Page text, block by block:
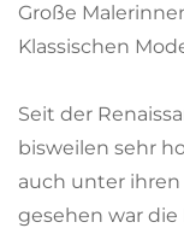
Große
Klassischen
Seit der
bisweilen sehr
auch unter ihren
gesehen war die